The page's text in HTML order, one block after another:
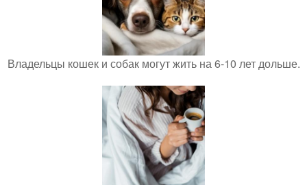
Владельцы кошек и собак могут жить на 6-10 лет дольше.